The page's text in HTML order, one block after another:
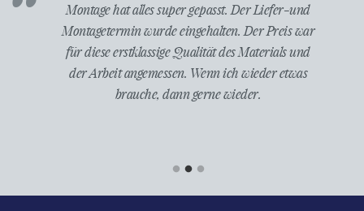
Vom
Montage hat alles super gepasst. Der Liefer-und
Montagetermin wurde eingehalten. Der Preis war
für diese erstklassige Qualität des Materials und
der Arbeit angemessen. Wenn ich wieder etwas
brauche, dann gerne wieder.